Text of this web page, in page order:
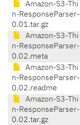
Amazon-S3-Thi
n-ResponseParser-
0.01.tar.gz
Amazon-S3-Thi
n-ResponseParser-
0.02.meta
Amazon-S3-Thi
n-ResponseParser-
0.02.readme
Amazon-S3-Thi
n-ResponseParser-
0.02.tar.gz